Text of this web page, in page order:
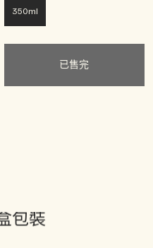
350ml
已售完
包裝